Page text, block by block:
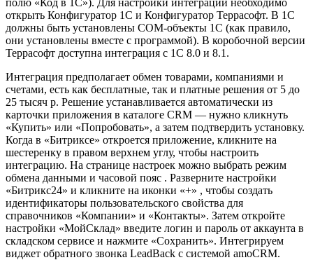
открыть Конфигуратор 1С и Конфигуратор Террасофт. В 1С
должны быть установлены COM-объекты 1С (как правило,
они установлены вместе с программой). В коробочной версии
Террасофт доступна интеграция с 1С 8.0 и 8.1.
Интеграция предполагает обмен товарами, компаниями и
счетами, есть как бесплатные, так и платные решения от 5 до
25 тысяч р. Решение устанавливается автоматически из
карточки приложения в каталоге CRM — нужно кликнуть
«Купить» или «Попробовать», а затем подтвердить установку.
Когда в «Битриксе» откроется приложение, кликните на
шестеренку в правом верхнем углу, чтобы настроить
интеграцию. На странице настроек можно выбрать режим
обмена данными и часовой пояс . Разверните настройки
«Битрикс24» и кликните на иконки «+» , чтобы создать
идентификаторы пользовательского свойства для
справочников «Компании» и «Контакты». Затем откройте
настройки «МойСклад» введите логин и пароль от аккаунта в
складском сервисе и нажмите «Сохранить». Интегрируем
виджет обратного звонка LeadBack с системой amoCRM.